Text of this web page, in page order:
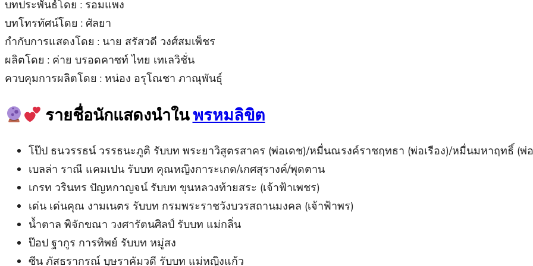
บทประพันธ์โดย : รอมแพง
บทโทรทัศน์โดย : ศัลยา
กำกับการแสดงโดย : นาย สรัสวดี วงศ์สมเพ็ชร
ผลิตโดย : ค่าย บรอดคาซท์ ไทย เทเลวิชั่น
ควบคุมการผลิตโดย : หน่อง อรุโณชา ภาณุพันธุ์
รายชื่อนักแสดงนำในพรหมลิขิต
โป๊ป ธนวรรธน์ วรรธนะภูติ รับบท พระยาวิสูตรสาคร (พ่อเดช)/หมื่นณรงค์ราชฤทธา (พ่อเรือง)/หมื่นมหาฤทธิ์ (พ่
เบลล่า ราณี แคมเปน รับบท คุณหญิงการะเกด/เกศสุรางค์/พุดตาน
เกรท วรินทร ปัญหกาญจน์ รับบท ขุนหลวงท้ายสระ (เจ้าฟ้าเพชร)
เด่น เด่นคุณ งามเนตร รับบท กรมพระราชวังบวรสถานมงคล (เจ้าฟ้าพร)
น้ำตาล พิจักขณา วงศารัตนศิลป์ รับบท แม่กลิ่น
ป๊อป ฐากูร การทิพย์ รับบท หมู่สง
ซีน ภัสธรากรณ์ บุษราคัมวดี รับบท แม่หญิงแก้ว